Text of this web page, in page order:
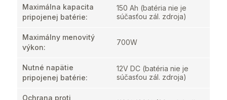
Maximálna kapacita
pripojenej batérie:
150 Ah (batéria nie je
súčasťou zál. zdroja)
Maximálny menovitý
výkon:
700W
Nutné napätie
pripojenej batérie:
12V DC (batéria nie je
súčasťou zál. zdroja)
Ochrana proti